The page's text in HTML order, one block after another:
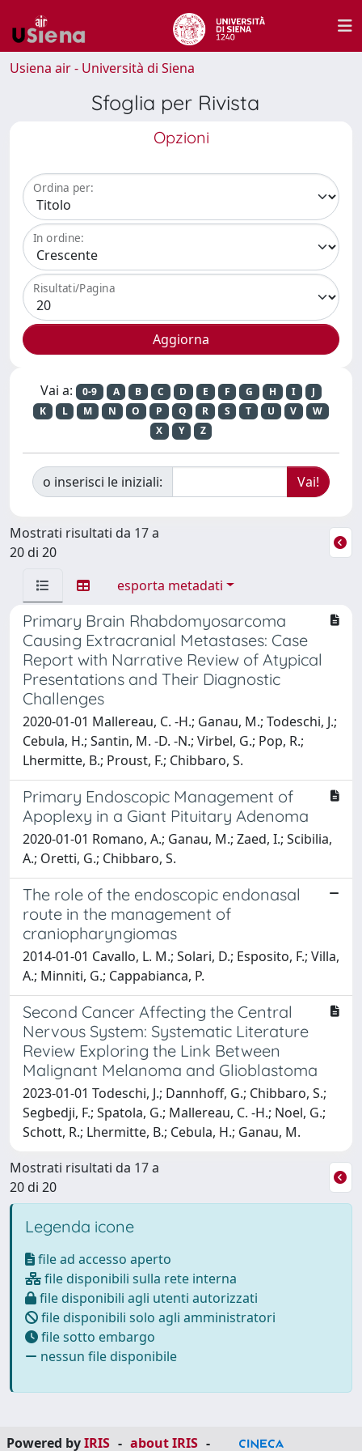
Usiena air - Università di Siena
Sfoglia per Rivista
Opzioni
Ordina per:
In ordine:
Risultati/Pagina
Vai a: 0-9 A B C D E F G H I
J
K
L M N O P Q R S T U V
W
X
Y Z
o inserisci le iniziali:
Mostrati risultati da 17 a
20 di 20
esporta metadati
Primary Brain Rhabdomyosarcoma
Causing Extracranial Metastases: Case
Report with Narrative Review of Atypical
Presentations and Their Diagnostic
Challenges
2020-01-01 Mallereau, C. -H.; Ganau, M.; Todeschi, J.;
Cebula, H.; Santin, M. -D. -N.; Virbel, G.; Pop, R.;
Lhermitte, B.; Proust, F.; Chibbaro, S.
Primary Endoscopic Management of
Apoplexy in a Giant Pituitary Adenoma
2020-01-01 Romano, A.; Ganau, M.; Zaed, I.; Scibilia,
A.; Oretti, G.; Chibbaro, S.
The role of the endoscopic endonasal
route in the management of
craniopharyngiomas
2014-01-01 Cavallo, L. M.; Solari, D.; Esposito, F.; Villa,
A.; Minniti, G.; Cappabianca, P.
Second Cancer Affecting the Central
Nervous System: Systematic Literature
Review Exploring the Link Between
Malignant Melanoma and Glioblastoma
2023-01-01 Todeschi, J.; Dannhoff, G.; Chibbaro, S.;
Segbedji, F.; Spatola, G.; Mallereau, C. -H.; Noel, G.;
Schott, R.; Lhermitte, B.; Cebula, H.; Ganau, M.
Mostrati risultati da 17 a
20 di 20
Legenda icone
file ad accesso aperto
file disponibili sulla rete interna
file disponibili agli utenti autorizzati
file disponibili solo agli amministratori
file sotto embargo
nessun file disponibile
Powered byIRIS - about IRIS -